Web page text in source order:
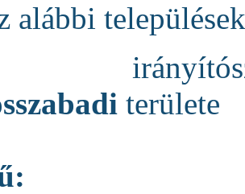
alábbi
területe